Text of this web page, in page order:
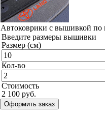
Автоковрики с вышивкой по
Введите размеры вышивки
Размер (см)
Кол-во
Стоимость
2 100 руб.
Оформить заказ